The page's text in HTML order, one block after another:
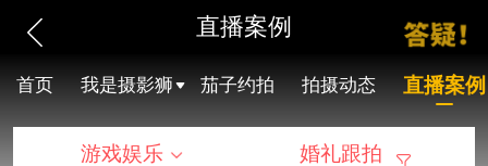
直播案例
首页 我是摄影狮 茄子约拍 拍摄动态 直播案例
游戏娱乐 婚礼跟拍